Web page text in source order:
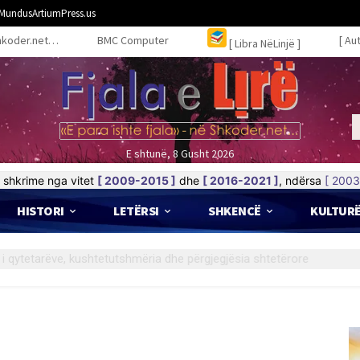
BMC Computer [ Libra NëLinjë ] [
E shtunë, 8 Gusht 2026
nga vitet [ 2009-2015 ] dhe [ 2016-2021 ], ndërsa [
HISTORI LETËRSI SHKENCË